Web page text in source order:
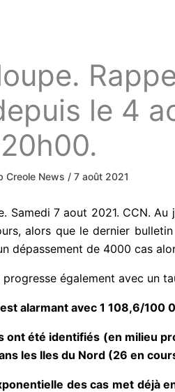
le 4
Creole News / 7 août 2021
Samedi 7 aout 2021. CCN.
alors que le dernier
dépassement de 4000 cas
également avec un
est alarmant avec 1 108,6/
ont été identifiés (en milieu
les Iles du Nord (26 en
des cas met déjà